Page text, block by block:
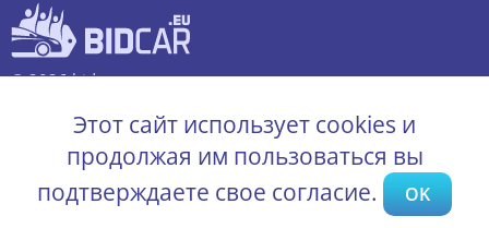
© 2026 bidcar.eu
Этот сайт использует cookies и
продолжая им пользоваться вы
подтверждаете свое согласие.
OK